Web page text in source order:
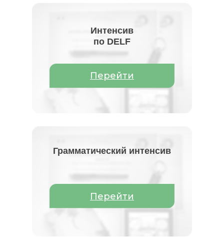
Интенсив
по DELF
Перейти
Грамматический интенсив
Перейти